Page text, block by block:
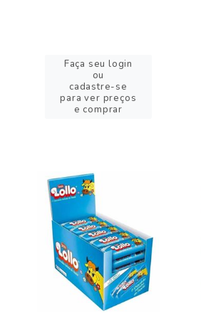
Faça seu login
ou
cadastre-se
para ver preços
e comprar